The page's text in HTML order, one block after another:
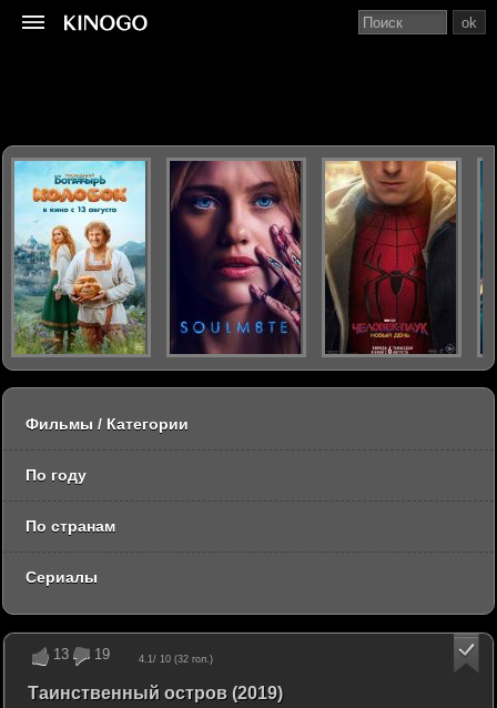
13 19 4.1 / 10 (32 гол.)
Таинственный остров (2019)
ok
Фильмы / Категории
По году
По странам
Сериалы